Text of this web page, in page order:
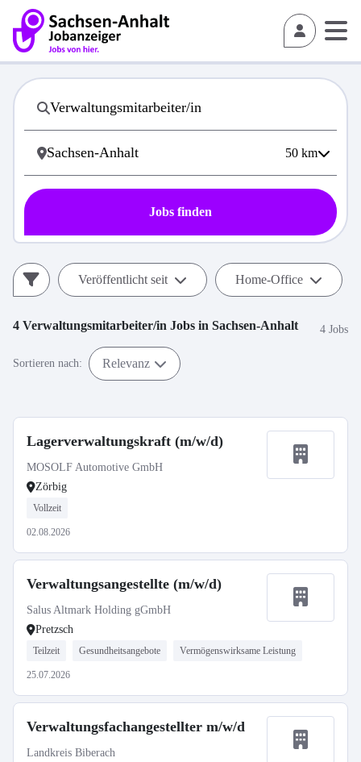
50 km
Jobs finden
Veröffentlicht seit Home-Office
4 Verwaltungsmitarbeiter/in Jobs in Sachsen-Anhalt 4 Jobs
Sortieren nach: Relevanz
Lagerverwaltungskraft (m/w/d)
MOSOLF Automotive GmbH
Zörbig
Vollzeit
02.08.2026
Verwaltungsangestellte (m/w/d)
Salus Altmark Holding gGmbH
Pretzsch
Teilzeit Gesundheitsangebote Vermögenswirksame Leistung
25.07.2026
Verwaltungsfachangestellter m/w/d
Landkreis Biberach